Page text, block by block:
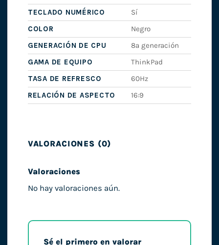
TECLADO NUMÉRICO
Sí
COLOR
Negro
GENERACIÓN DE CPU
8ª generación
GAMA DE EQUIPO
ThinkPad
TASA DE REFRESCO
60Hz
RELACIÓN DE ASPECTO
16:9
VALORACIONES (0)
Valoraciones
No hay valoraciones aún.
Sé el primero en valorar